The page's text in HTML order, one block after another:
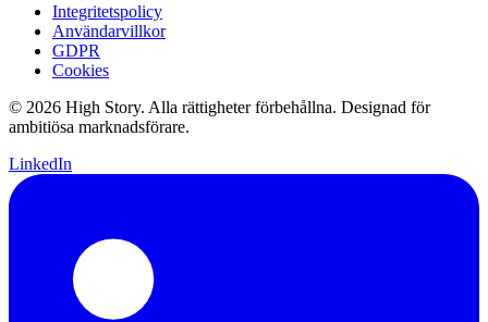
Integritetspolicy
Användarvillkor
GDPR
Cookies
© 2026 High Story. Alla rättigheter förbehållna. Designad för
ambitiösa marknadsförare.
LinkedIn